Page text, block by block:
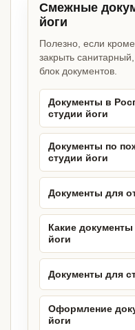
Смежные
йоги
Полезно, если
закрыть
блок документов.
Документы в
студии йоги
Документы по
студии йоги
Документы для
Какие
йоги
Документы для
Оформление
йоги